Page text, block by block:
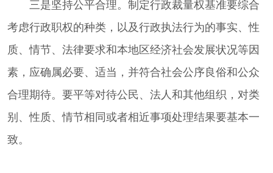
三是坚持公平合理。制定行政裁量权基准要综合
考虑行政职权的种类，以及行政执法行为的事实、性
质、情节、法律要求和本地区经济社会发展状况等因
素，应确属必要、适当，并符合社会公序良俗和公众
合理期待。要平等对待公民、法人和其他组织，对类
别、性质、情节相同或者相近事项处理结果要基本一
致。